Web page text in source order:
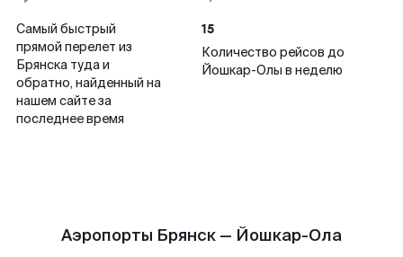
Самый быстрый
прямой перелет из
Брянска туда и
обратно, найденный на
нашем сайте за
последнее время
15
Количество рейсов до
Йошкар-Олы в неделю
Аэропорты Брянск — Йошкар-Ола